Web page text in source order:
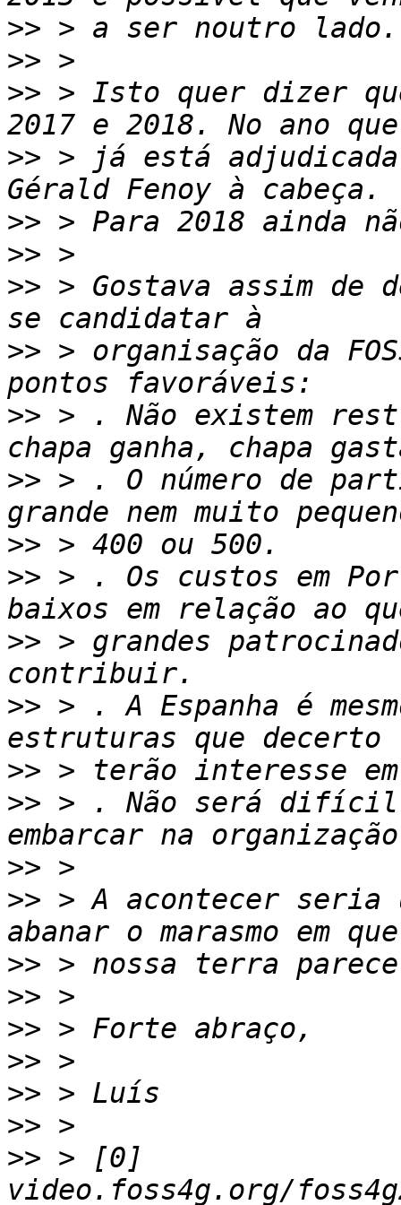
>>
>>
>> > Isto quer dizer que
>> > já está
>>
>>
>> > Gostava assim de
>> > organisação da
>> > . Não existem
>> > . O número de
>>
>> > . Os custos em
>> > grandes
>> > . A Espanha é
>>
>> > . Não será difícil
>>
>> > A acontecer seria
>>
>>
>>
>>
>>
>>
>> > [0]